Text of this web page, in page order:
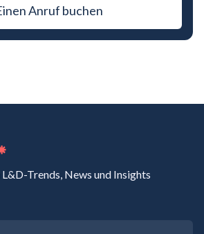
Anruf buchen
Trends, News und Insights